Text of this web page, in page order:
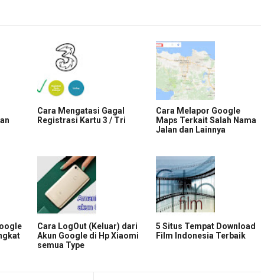
Cara Mengatasi Gagal
Registrasi Kartu 3 / Tri
Cara Melapor Google
Maps Terkait Salah Nama
Jalan dan Lainnya
Cara LogOut (Keluar) dari
Akun Google di Hp Xiaomi
semua Type
5 Situs Tempat Download
Film Indonesia Terbaik